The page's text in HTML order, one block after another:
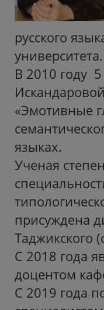
русского
университета.
В 2010 году
«Эмотивные
языках.
Ученая
присуждена
Таджикского
С 2018 года
доцентом
С 2019 года